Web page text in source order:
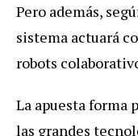
Pero además,
sistema actuará
robots
La apuesta forma
las grandes